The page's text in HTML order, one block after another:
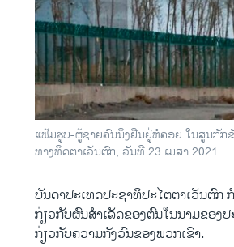
ແຟ້ມຮູບ-ຜູ້ຊາຍຄົນນຶ່ງຢືນຢູ່ຫໍຄອຍ ໃນສູນກັກ
ທາງທິດຕາເວັນຕົກ, ວັນທີ 23 ເມສາ 2021.
ບັນດາປະເທດປະ​ຊາ​ທິ​ປະ​ໄຕ​ຕາ​ເວັນ​ຕົກ
ກ່ຽວ​ກັບ​ຜົນ​ສໍາ​ເລັດ​ຂອງ​ຕົນ​ໃນ​ນາມ​ຂອງ​
ກ່ຽວກັບຄວາມກັງວົນຂອງພວກເຂົາ.